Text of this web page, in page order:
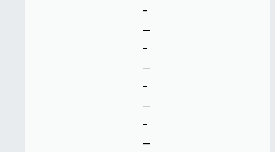
-
--
-
--
-
--
-
--